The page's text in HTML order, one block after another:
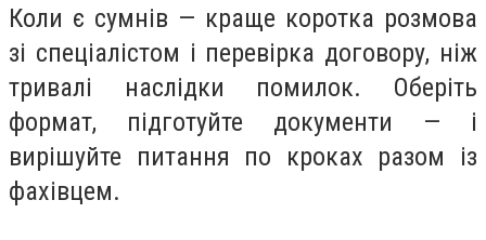
Коли є сумнів — краще коротка розмова
зі спеціалістом і перевірка договору, ніж
тривалі наслідки помилок. Оберіть
формат, підготуйте документи — і
вирішуйте питання по кроках разом із
фахівцем.